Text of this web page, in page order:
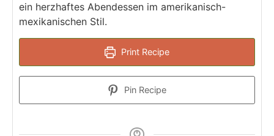
ein herzhaftes Abendessen im amerikanisch-
mexikanischen Stil.
Print Recipe
Pin Recipe